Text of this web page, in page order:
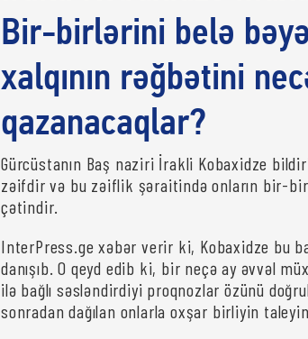
Bir-birlərini belə
xalqının rəğbətini
qazanacaqlar?
Gürcüstanın Baş naziri İrakli Kobaxidze
zəifdir və bu zəiflik şəraitində onların bir-
çətindir.
InterPress.ge xəbər verir ki, Kobaxidze bu
danışıb. O qeyd edib ki, bir neçə ay əvvəl
ilə bağlı səsləndirdiyi proqnozlar özünü
sonradan dağılan onlarla oxşar birliyin